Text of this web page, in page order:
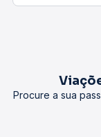
Procure a sua